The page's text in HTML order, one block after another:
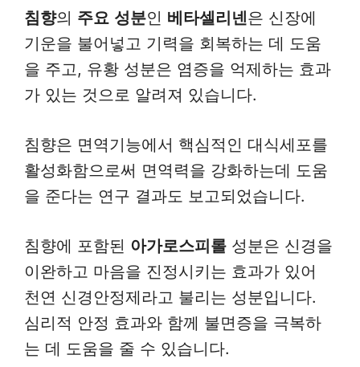
침향의 주요 성분인 베타셀리넨은 신장에
기운을 불어넣고 기력을 회복하는 데 도움
을 주고, 유황 성분은 염증을 억제하는 효과
가 있는 것으로 알려져 있습니다.
침향은 면역기능에서 핵심적인 대식세포를
활성화함으로써 면역력을 강화하는데 도움
을 준다는 연구 결과도 보고되었습니다.
침향에 포함된 아가로스피롤 성분은 신경을
이완하고 마음을 진정시키는 효과가 있어
천연 신경안정제라고 불리는 성분입니다.
심리적 안정 효과와 함께 불면증을 극복하
는 데 도움을 줄 수 있습니다.